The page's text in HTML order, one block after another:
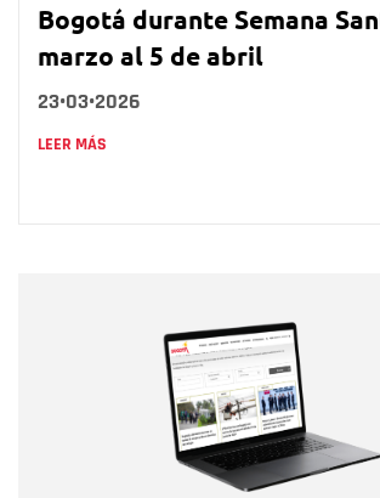
Bogotá durante Semana
marzo al 5 de abril
23•03•2026
LEER MÁS
Correo electrónico
Tipo de comentario